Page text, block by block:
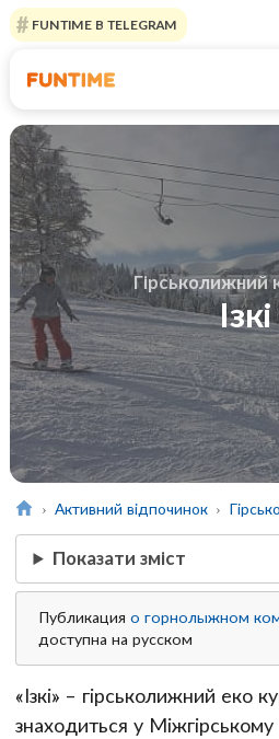
FUNTIME В TELEGRAM
Гірськолижний
Ізкі
Активний відпочинок
Показати зміст
Публикацияо горнолыжном
доступна на русском
«Ізкі» – гірськолижний еко
знаходиться у Міжгірському